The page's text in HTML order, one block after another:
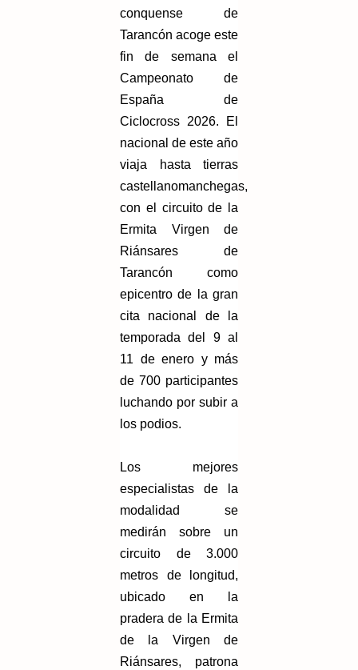
conquense de
Tarancón acoge este
fin de semana el
Campeonato de
España de
Ciclocross 2026. El
nacional de este año
viaja hasta tierras
castellanomanchegas,
con el circuito de la
Ermita Virgen de
Riánsares de
Tarancón como
epicentro de la gran
cita nacional de la
temporada del 9 al
11 de enero y más
de 700 participantes
luchando por subir a
los podios.
Los mejores
especialistas de la
modalidad se
medirán sobre un
circuito de 3.000
metros de longitud,
ubicado en la
pradera de la Ermita
de la Virgen de
Riánsares, patrona